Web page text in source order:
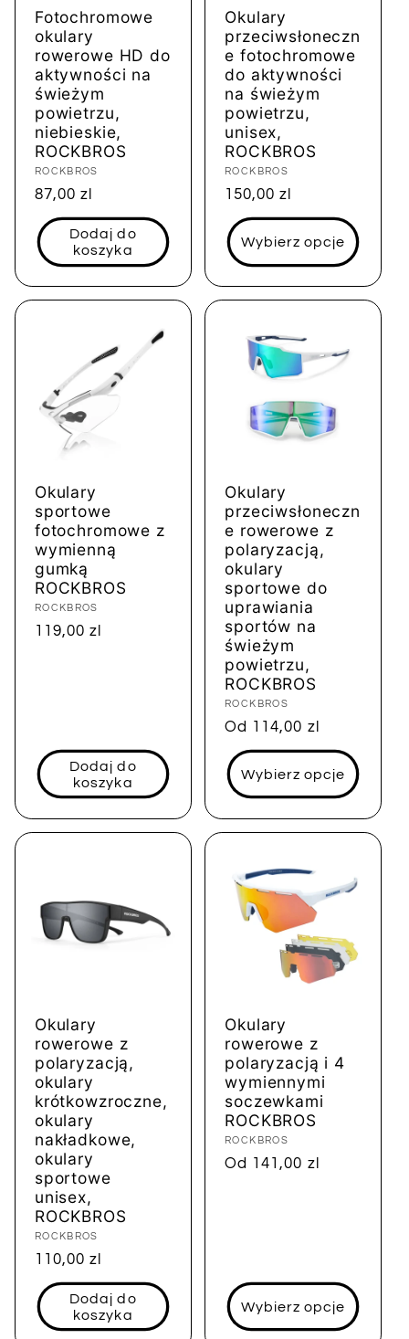
Fotochromowe
okulary
rowerowe HD do
aktywności na
świeżym
powietrzu,
niebieskie,
ROCKBROS
Dostawca:
ROCKBROS
Cena
regularna
87,00 zl
Dodaj do
koszyka
Okulary
przeciwsłoneczn
e fotochromowe
do aktywności
na świeżym
powietrzu,
unisex,
ROCKBROS
Dostawca:
ROCKBROS
Cena
regularna
150,00 zl
Wybierz opcje
Okulary
sportowe
fotochromowe z
wymienną
gumką
ROCKBROS
Dostawca:
ROCKBROS
Cena
119,00 zl
Dodaj do
koszyka
Okulary
przeciwsłoneczn
e rowerowe z
polaryzacją,
okulary
sportowe do
uprawiania
sportów na
świeżym
powietrzu,
ROCKBROS
Dostawca:
ROCKBROS
Cena
regularna
Od 114,00 zl
Wybierz opcje
Okulary
rowerowe z
polaryzacją,
okulary
krótkowzroczne,
okulary
nakładkowe,
okulary
sportowe
unisex,
ROCKBROS
Dostawca:
ROCKBROS
Cena
regularna
110,00 zl
Dodaj do
koszyka
Okulary
rowerowe z
polaryzacją i 4
wymiennymi
soczewkami
ROCKBROS
Dostawca:
ROCKBROS
Cena
Od 141,00 zl
Wybierz opcje